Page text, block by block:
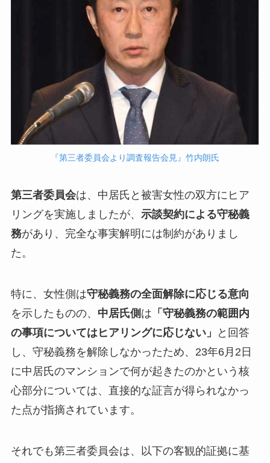
『第三者委員会より調査報告会見』竹内朗氏
第三者委員会は、中居氏と被害女性の双方にヒア
リングを実施しましたが、 示談契約による守秘義
務があり、完全な事実解明には制約がありまし
た。
特に、女性側は守秘義務の全面解除に応じる意向
を示したものの、 中居氏側 は 「守秘義務の範囲内
の事項についてはヒアリングに応じない」
と回答
し、守秘義務を解除しなかったため、23年6月2日
に中居氏のマンションで何が起きたのかという核
心部分については、直接的な証言が得られなかっ
た点が指摘されています。
それでも第三者委員会は、以下の客観的証拠に基